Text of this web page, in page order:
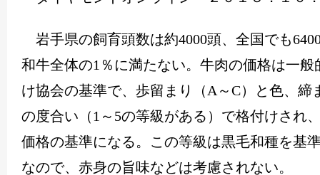
岩手県の飼育頭数は約4000頭、全国でも
和牛全体の1 ％に満たない。牛肉の価格は一般
け協会の基準で、歩留まり（ A ～C）と色、締
の度合い（1 ～ 5の等級がある）で格付けされ
価格の基準になる。この等級は黒毛和種を基
なので、赤身の旨味などは考慮されない。